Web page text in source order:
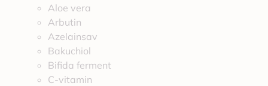
Aloe vera
Arbutin
Azelainsav
Bakuchiol
Bifida ferment
C-vitamin